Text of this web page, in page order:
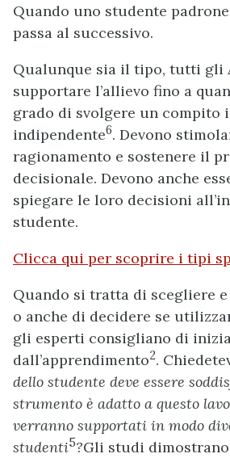
Quando uno studente
passa al successivo.
Qualunque sia il tipo, tutti gli
supportare l’allievo fino a
grado di svolgere un compito
indipendente6. Devono
ragionamento e sostenere il
decisionale. Devono anche
spiegare le loro decisioni
studente.
Clicca qui per scoprire i tipi
Quando si tratta di scegliere e
o anche di decidere se
gli esperti consigliano di
dall’apprendimento2.
dello studente deve essere
strumento è adatto a questo
verranno supportati in modo
studenti5?Gli studi